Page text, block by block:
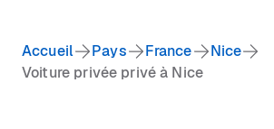
Accueil Pays France
Nice
Voiture privée privé à Nice